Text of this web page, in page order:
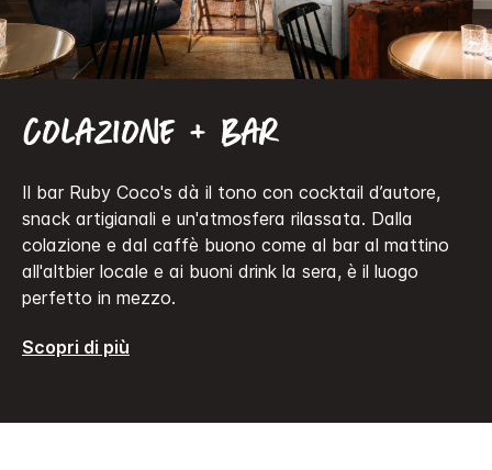
Colazione + bar
Il bar Ruby Coco's dà il tono con cocktail d’autore,
snack artigianali e un'atmosfera rilassata. Dalla
colazione e dal caffè buono come al bar al mattino
all'altbier locale e ai buoni drink la sera, è il luogo
perfetto in mezzo.
Scopri di più